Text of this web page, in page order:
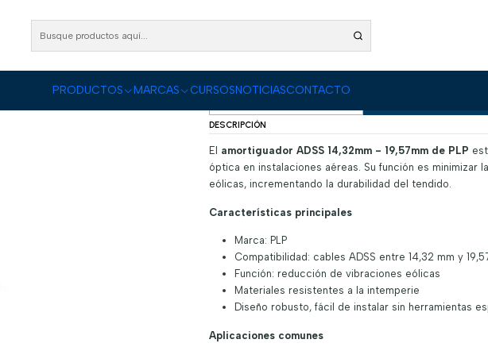
PRODUCTOS MARCAS CURSOSNOTICIASCONTACTO
Amortiguador ADSS
DESCRIPCIÓN
El amortiguador ADSS 14,32mm - 19,57mm de PLP
óptica en instalaciones aéreas. Su función es minimizar
eólicas, incrementando la durabilidad del tendido.
Características principales
Marca: PLP
Compatibilidad: cables ADSS entre 14,32 mm y
Función: reducción de vibraciones eólicas
Materiales resistentes a la intemperie
Diseño robusto, fácil de instalar sin herramientas
Aplicaciones comunes